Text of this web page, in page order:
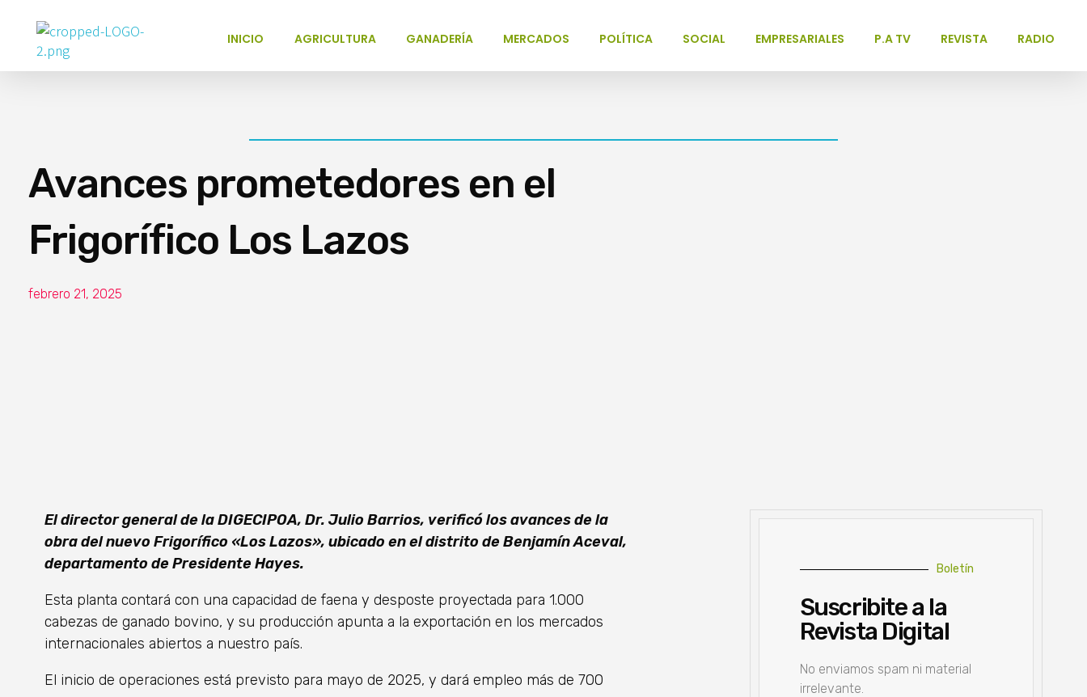
Poder Agropecuario
INICIO AGRICULTURA GANADERÍA MERCADOS POLÍTICA SOCIAL EMPRESARIALES P.A TV REVISTA RADIO
Avances prometedores en el
Frigorífico Los Lazos
febrero 21, 2025
El director general de la DIGECIPOA, Dr. Julio Barrios, verificó los avances de la
obra del nuevo Frigorífico «Los Lazos», ubicado en el distrito de Benjamín Aceval,
departamento de Presidente Hayes.
Esta planta contará con una capacidad de faena y desposte proyectada para 1.000
cabezas de ganado bovino, y su producción apunta a la exportación en los mercados
internacionales abiertos a nuestro país.
El inicio de operaciones está previsto para mayo de 2025, y dará empleo más de 700
Boletín
Suscribite a la
Revista Digital
No enviamos spam ni material
irrelevante.